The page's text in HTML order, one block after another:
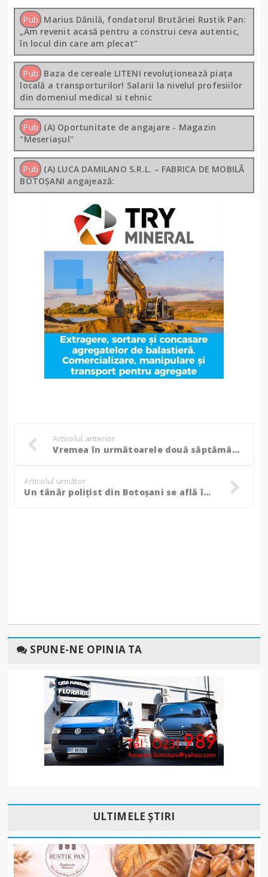
Pub Marius Dănilă, fondatorul Brutăriei Rustik Pan:
„Am revenit acasă pentru a construi ceva autentic,
în locul din care am plecat”
Pub Baza de cereale LITENI revoluționează piața
locală a transporturilor! Salarii la nivelul profesiilor
din domeniul medical si tehnic
Pub (A) Oportunitate de angajare - Magazin
"Meseriașul"
Pub (A) LUCA DAMILANO S.R.L. – FABRICA DE MOBILĂ
BOTOȘANI angajează:
Articolul anterior
Vremea în următoarele două săptămâni, se anunță temperaturi de peste 25 de grade Celsius!
Articolul următor
Un tânăr polițist din Botoșani se află în stare critică, după ce s-a împușcat în cap!
SPUNE-NE OPINIA TA
ULTIMELE ȘTIRI